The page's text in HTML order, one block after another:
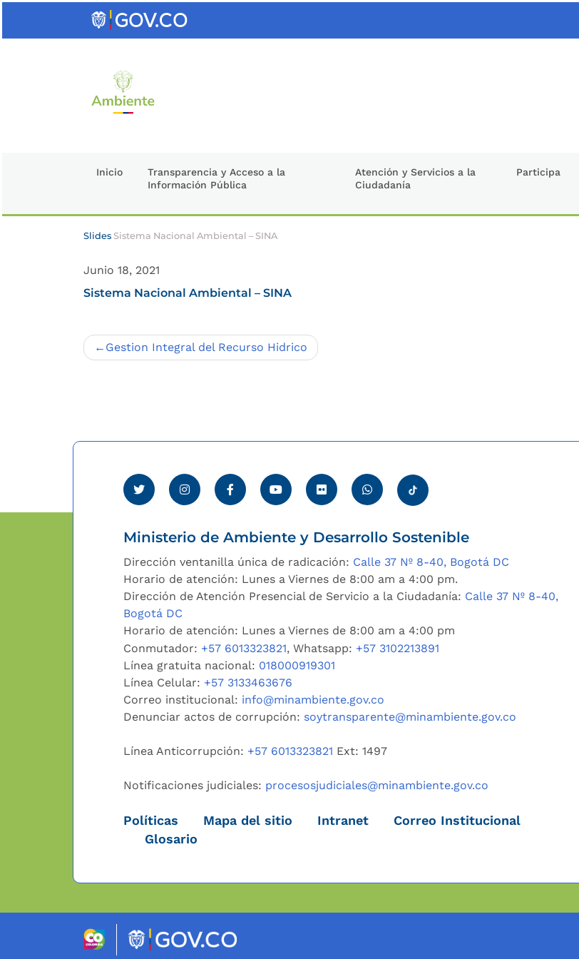
Inicio
Transparencia y Acceso a la
Información Pública
Atención y Servicios a la
Ciudadanía
Participa
Slides Sistema Nacional Ambiental – SINA
Junio 18, 2021
Sistema Nacional Ambiental – SINA
Navegación
de
Gestion Integral del Recurso Hidrico
Ministerio de Ambiente y Desarrollo Sostenible
Dirección ventanilla única de radicación: Calle 37 Nº 8-40, Bogotá DC
Horario de atención: Lunes a Viernes de 8:00 am a 4:00 pm.
Dirección de Atención Presencial de Servicio a la Ciudadanía: Calle 37 Nº 8-40,
Bogotá DC
Horario de atención: Lunes a Viernes de 8:00 am a 4:00 pm
Conmutador: +57 6013323821, Whatsapp: +57 3102213891
Línea gratuita nacional: 018000919301
Línea Celular: +57 3133463676
Correo institucional: info@minambiente.gov.co
Denunciar actos de corrupción: soytransparente@minambiente.gov.co
Línea Anticorrupción: +57 6013323821 Ext: 1497
Notificaciones judiciales: procesosjudiciales@minambiente.gov.co
Políticas Mapa del sitio Intranet
Correo Institucional
Glosario